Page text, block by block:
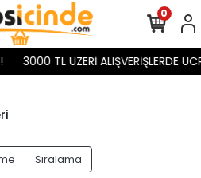
3000 TL ÜZERİ ALIŞVERİŞLERDE
0
Sıralama